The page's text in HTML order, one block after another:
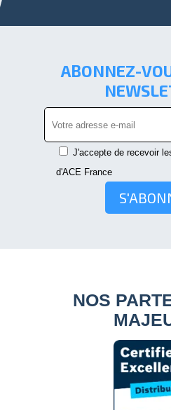
ABONNEZ-
J'accepte de recevoir
d'ACE France
NOS